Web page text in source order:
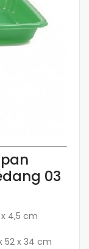
03
x 4,5 cm
52 x 34 cm